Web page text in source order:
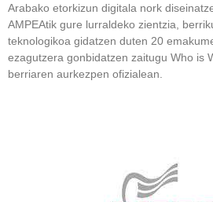
Arabako etorkizun digitala nork
AMPEAtik gure lurraldeko zientzia,
teknologikoa gidatzen duten 20
ezagutzera gonbidatzen zaitugu Who is
berriaren aurkezpen ofizialean.